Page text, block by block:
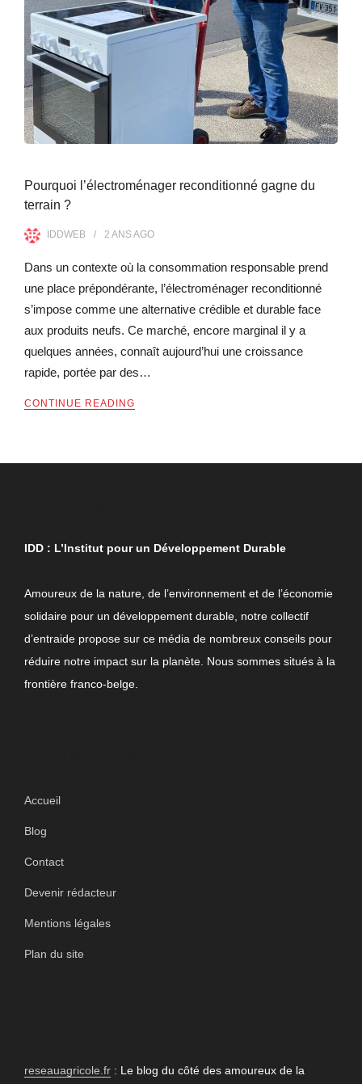
Pourquoi l’électroménager reconditionné gagne du
terrain ?
IDDWEB 2 ANSAGO
Dans un contexte où la consommation responsable prend
une place prépondérante, l’électroménager reconditionné
s’impose comme une alternative crédible et durable face
aux produits neufs. Ce marché, encore marginal il y a
quelques années, connaît aujourd’hui une croissance
rapide, portée par des…
CONTINUE READING
IDD : L’Institut pour un Développement Durable
Amoureux de la nature, de l’environnement et de l’économie
solidaire pour un développement durable, notre collectif
d’entraide propose sur ce média de nombreux conseils pour
réduire notre impact sur la planète. Nous sommes situés à la
frontière franco-belge.
Accueil
Blog
Contact
Devenir rédacteur
Mentions légales
Plan du site
reseauagricole.fr : Le blog du côté des amoureux de la